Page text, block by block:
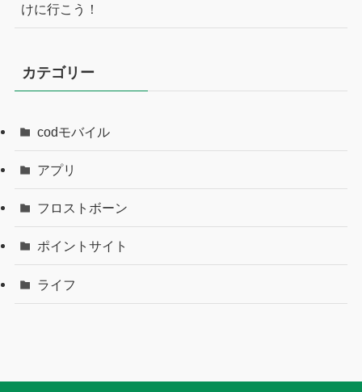
けに行こう！
カテゴリー
codモバイル
アプリ
フロストボーン
ポイントサイト
ライフ